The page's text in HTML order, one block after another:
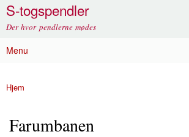
S-togspendler
Der hvor pendlerne mødes
Hovedmenu
Menu
Du er her
Hjem
Farumbanen